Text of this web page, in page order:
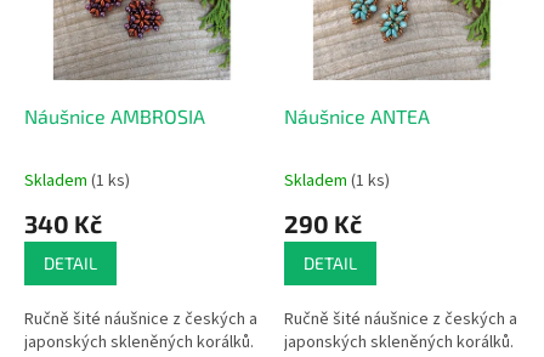
Náušnice AMBROSIA
Skladem (1 ks)
340 Kč
DETAIL
Ručně šité náušnice z českých a
japonských skleněných korálků.
Náušnice ANTEA
Skladem (1 ks)
290 Kč
DETAIL
Ručně šité náušnice z českých a
japonských skleněných korálků.